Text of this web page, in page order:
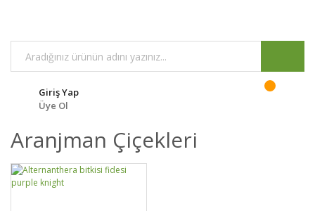
Giriş Yap
Üye Ol
Aranjman Çiçekleri